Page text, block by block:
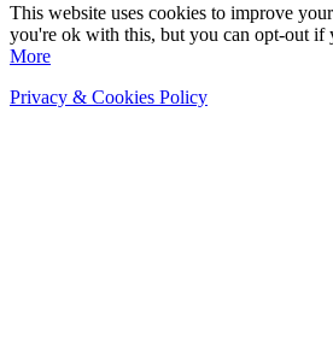
This website uses cookies to improve
you're ok with this, but you can opt-out if
More
Privacy & Cookies Policy